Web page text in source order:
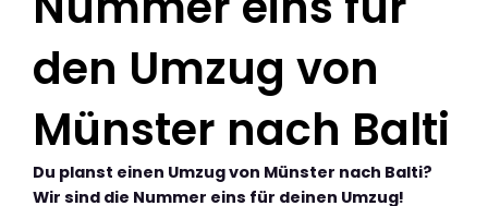
den Umzug von
Münster nach Balti
Du planst einen Umzug von Münster nach Balti?
Wir sind die Nummer eins für deinen Umzug!